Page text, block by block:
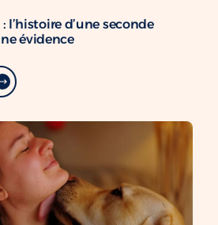
l’histoire d’une seconde
évidence